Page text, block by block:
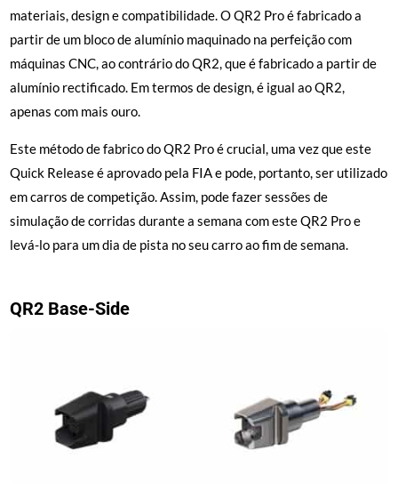
materiais, design e compatibilidade. O QR2 Pro é fabricado a
partir de um bloco de alumínio maquinado na perfeição com
máquinas CNC, ao contrário do QR2, que é fabricado a partir de
alumínio rectificado. Em termos de design, é igual ao QR2,
apenas com mais ouro.
Este método de fabrico do QR2 Pro é crucial, uma vez que este
Quick Release é aprovado pela FIA e pode, portanto, ser utilizado
em carros de competição. Assim, pode fazer sessões de
simulação de corridas durante a semana com este QR2 Pro e
levá-lo para um dia de pista no seu carro ao fim de semana.
QR2 Base-Side